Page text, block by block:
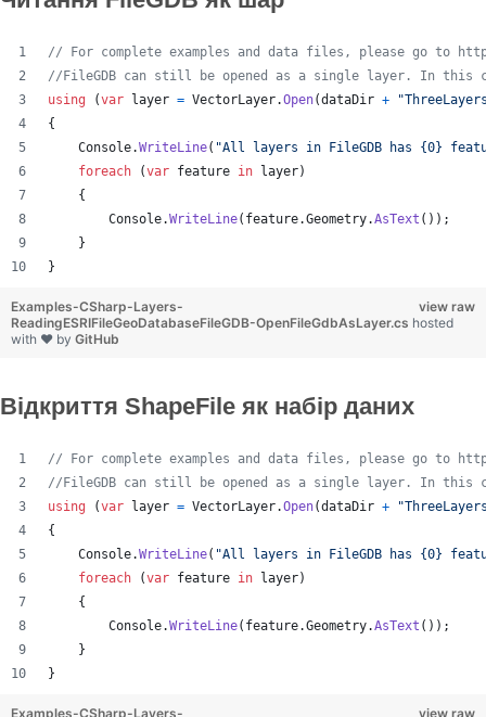
// For complete examples and data files, please go to
//FileGDB can still be opened as a single layer. In this
using
(var layer = VectorLayer.Open(dataDir +
{
Console.WriteLine( "All layers in FileGDB has {0}
foreach
(var feature in layer)
{
Console.WriteLine( feature.Geometry.AsText ( ) ) ;
}
}
view raw
Examples-CSharp-Layers-
ReadingESRIFileGeoDatabaseFileGDB-OpenFileGdbAsLayer.cs hosted
with ❤ by GitHub
Відкриття ShapeFile як набір даних
// For complete examples and data files, please go to
//FileGDB can still be opened as a single layer. In this
using
(var layer = VectorLayer.Open(dataDir +
{
Console.WriteLine( "All layers in FileGDB has {0}
foreach
(var feature in layer)
{
Console.WriteLine( feature.Geometry.AsText ( ) ) ;
}
}
view raw
Examples-CSharp-Layers-